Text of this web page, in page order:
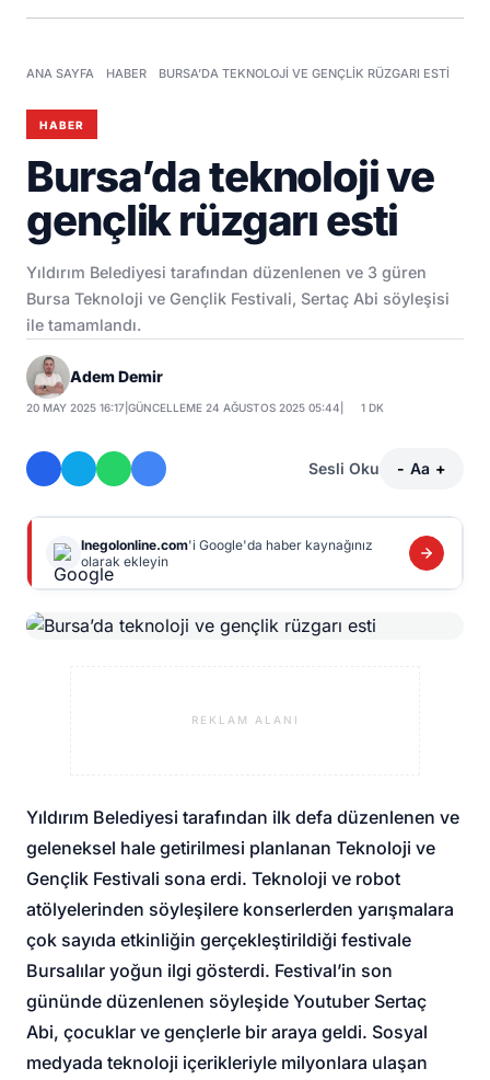
ANA SAYFA HABER BURSA’DA TEKNOLOJI VE GENÇLIK RÜZGARI ESTI
HABER
Bursa’da teknoloji ve
gençlik rüzgarı esti
Yıldırım Belediyesi tarafından düzenlenen ve 3 güren
Bursa Teknoloji ve Gençlik Festivali, Sertaç Abi söyleşisi
ile tamamlandı.
Adem Demir
20 MAY 2025 16:17 |GÜNCELLEME 24 AĞUSTOS 2025 05:44 1 DK
Sesli Oku - Aa +
Inegolonline.com'i Google'da haber kaynağınız
olarak ekleyin
REKLAM ALANI
Yıldırım Belediyesi tarafından ilk defa düzenlenen ve
geleneksel hale getirilmesi planlanan Teknoloji ve
Gençlik Festivali sona erdi. Teknoloji ve robot
atölyelerinden söyleşilere konserlerden yarışmalara
çok sayıda etkinliğin gerçekleştirildiği festivale
Bursalılar yoğun ilgi gösterdi. Festival’in son
gününde düzenlenen söyleşide Youtuber Sertaç
Abi, çocuklar ve gençlerle bir araya geldi. Sosyal
medyada teknoloji içerikleriyle milyonlara ulaşan